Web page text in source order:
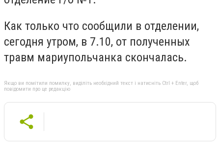
Как только что сообщили в отделении,
сегодня утром, в 7.10, от полученных
травм мариупольчанка скончалась.
Якщо ви помітили помилку, виділіть необхідний текст і натисніть Ctrl + Enter, щоб
повідомити про це редакцію